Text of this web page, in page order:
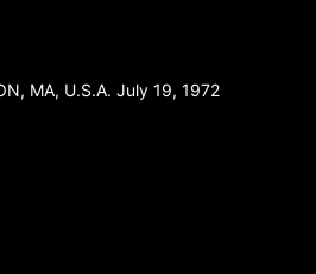
MA, U.S.A. July 19, 1972